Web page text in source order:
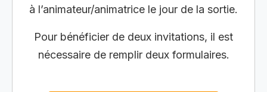
à l’animateur/animatrice le jour de la sortie.
Pour bénéficier de deux invitations, il est
nécessaire de remplir deux formulaires.